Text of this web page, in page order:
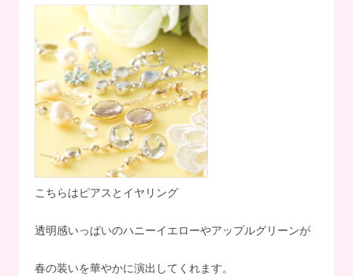
こちらはピアスとイヤリング
透明感いっぱいのハニーイエローやアップルグリーンが
春の装いを華やかに演出してくれます。